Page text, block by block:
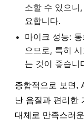
소할 수 있으니
요합니다.
마이크 성능:
으므로, 특히
는 것이 좋습니
종합적으로 보면,
난 음질과 편리한
대체로 만족스러